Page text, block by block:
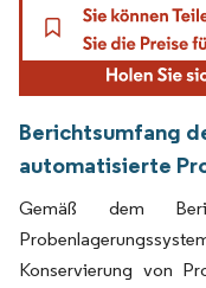
Berichtsumfang
automatisierte
Gemäß dem
Konservierung von